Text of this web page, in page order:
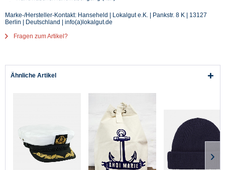
Marke-/Hersteller-Kontakt: Hanseheld | Lokalgut e.K. | Pankstr. 8 K | 13127
Berlin | Deutschland | info(a)lokalgut.de
Fragen zum Artikel?
Ähnliche Artikel